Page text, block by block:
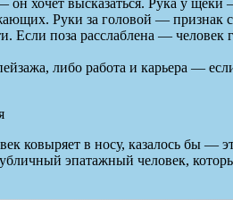
хочет высказаться. Рука у щеки
Руки за головой — признак
поза расслаблена — человек
либо работа и карьера —
ковыряет в носу, казалось бы —
эпатажный человек,